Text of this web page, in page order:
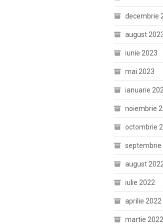
decembrie
august
iunie 2023
mai 2023
ianuarie
noiembrie
octombrie
septembrie
august
iulie 2022
aprilie 2022
martie 2022